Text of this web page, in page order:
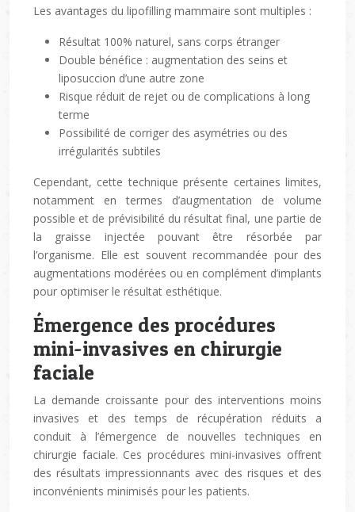
Les avantages du lipofilling mammaire sont multiples :
Résultat 100% naturel, sans corps étranger
Double bénéfice : augmentation des seins et
liposuccion d’une autre zone
Risque réduit de rejet ou de complications à long
terme
Possibilité de corriger des asymétries ou des
irrégularités subtiles
Cependant, cette technique présente certaines limites,
notamment en termes d’augmentation de volume
possible et de prévisibilité du résultat final, une partie de
la graisse injectée pouvant être résorbée par
l’organisme. Elle est souvent recommandée pour des
augmentations modérées ou en complément d’implants
pour optimiser le résultat esthétique.
Émergence des procédures
mini-invasives en chirurgie
faciale
La demande croissante pour des interventions moins
invasives et des temps de récupération réduits a
conduit à l’émergence de nouvelles techniques en
chirurgie faciale. Ces procédures mini-invasives offrent
des résultats impressionnants avec des risques et des
inconvénients minimisés pour les patients.